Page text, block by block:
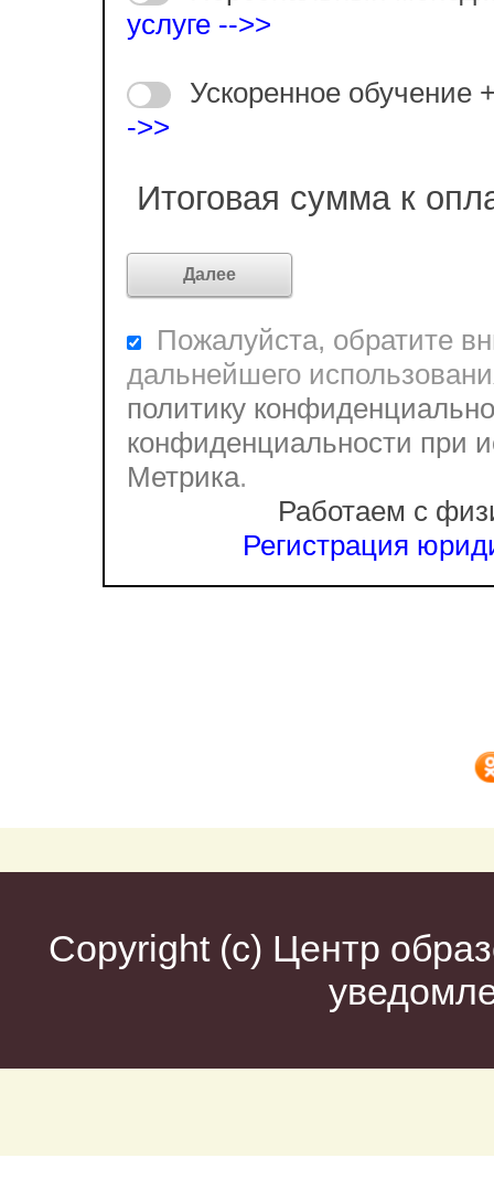
услуге -->>
Ускоренное обучение
->>
Итоговая сумма к
Пожалуйста, обратите
дальнейшего
политику
конфиденциальности при
Метрика.
Работаем с
Регистрация
Copyright (c) Центр